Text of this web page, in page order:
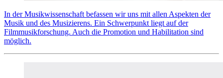
In der Musikwissenschaft befassen wir uns mit allen Aspekten der
Musik und des Musizierens. Ein Schwerpunkt liegt auf der
Filmmusikforschung. Auch die Promotion und Habilitation sind
möglich.